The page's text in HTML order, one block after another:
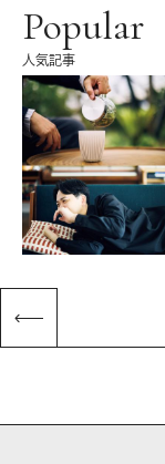
Popular
人気記事